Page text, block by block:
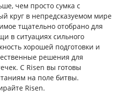
чем просто сумка с
круг в непредсказуемом мире
тщательно отобрано для
в ситуациях сильного
хорошей подготовки и
решения для
С Risen вы готовы
на поле битвы.
Risen.